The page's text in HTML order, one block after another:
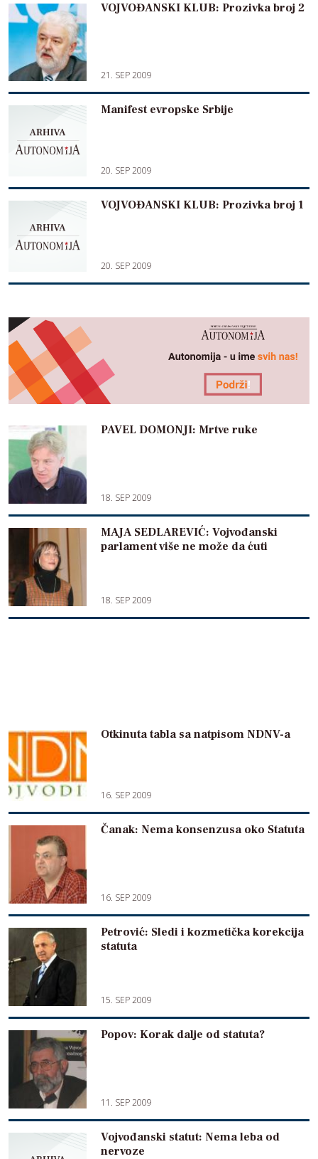
VOJVOĐANSKI KLUB: Prozivka broj 2
21. SEP 2009
Manifest evropske Srbije
20. SEP 2009
VOJVOĐANSKI KLUB: Prozivka broj 1
20. SEP 2009
PAVEL DOMONJI: Mrtve ruke
18. SEP 2009
MAJA SEDLAREVIĆ: Vojvođanski
parlament više ne može da ćuti
18. SEP 2009
Otkinuta tabla sa natpisom NDNV-a
16. SEP 2009
Čanak: Nema konsenzusa oko Statuta
16. SEP 2009
Petrović: Sledi i kozmetička korekcija
statuta
15. SEP 2009
Popov: Korak dalje od statuta?
11. SEP 2009
Vojvođanski statut: Nema leba od
nervoze